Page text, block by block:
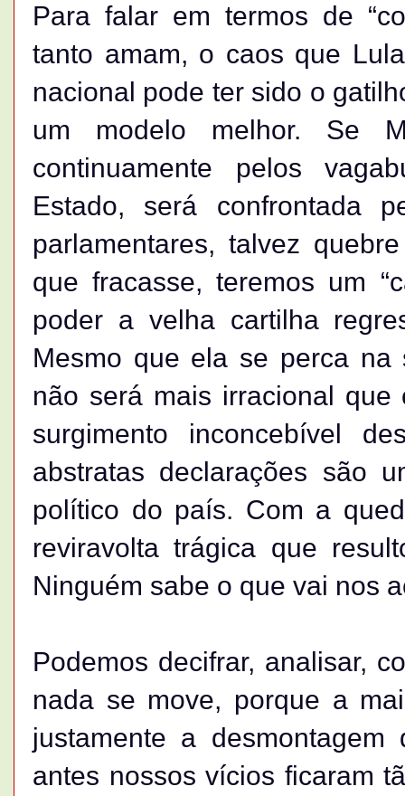
Para falar em termos de
tanto amam, o caos que
nacional pode ter sido o
um modelo melhor. Se
continuamente pelos
Estado, será confrontada
parlamentares, talvez
que fracasse, teremos um
poder a velha cartilha
Mesmo que ela se perca
não será mais irracional
surgimento inconcebível
abstratas declarações são
político do país. Com a
reviravolta trágica que
Ninguém sabe o que vai nos
Podemos decifrar, analisar,
nada se move, porque a
justamente a
antes nossos vícios ficaram